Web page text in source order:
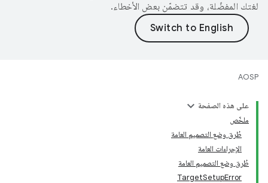
لغتك المفضّلة، وقد تتضمّن بعض الأخطاء.
AOSP
على هذه الصفحة
ملخّص
طُرق وضع التصميم العامة
الإجراءات العامة
طُرق وضع التصميم العامة
TargetSetupError